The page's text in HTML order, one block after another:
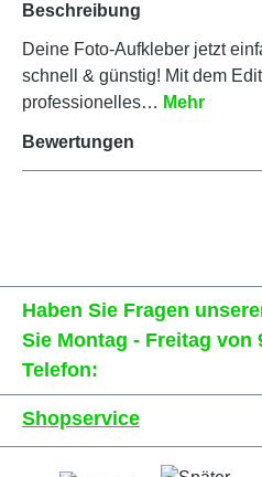
Beschreibung
Deine Foto-Aufkleber jetzt
schnell & günstig! Mit dem
professionelles… Mehr
Bewertungen
Haben Sie Fragen
Sie Montag - Freitag von
Telefon:
Shopservice